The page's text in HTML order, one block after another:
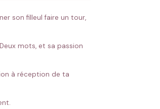
son filleul faire un tour,
mots, et sa passion
à réception de ta